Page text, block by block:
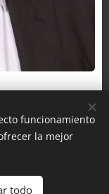
funcionamiento
la mejor
todo